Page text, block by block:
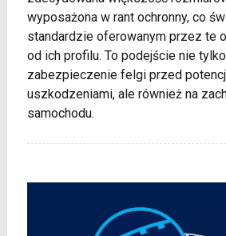
wyposażona w rant ochronny, co
standardzie oferowanym przez te
od ich profilu. To podejście nie
zabezpieczenie felgi przed
uszkodzeniami, ale również na
samochodu.